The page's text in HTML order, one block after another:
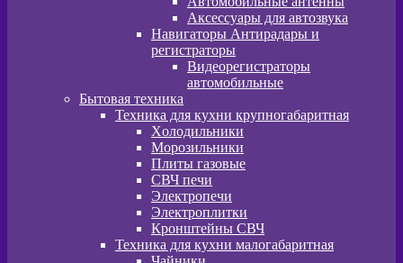
Аксессуары для автозвука
Навигаторы Антирадары и
регистраторы
Видеорегистраторы
автомобильные
Бытовая техника
Техника для кухни крупногабаритная
Xолодильники
Морозильники
Плиты газовые
СВЧ печи
Электропечи
Электроплитки
Кронштейны СВЧ
Техника для кухни малогабаритная